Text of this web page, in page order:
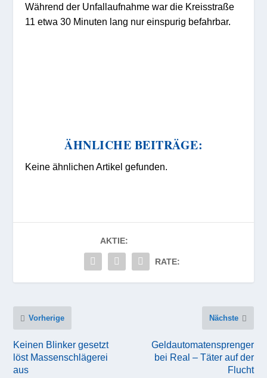
Während der Unfallaufnahme war die Kreisstraße
11 etwa 30 Minuten lang nur einspurig befahrbar.
ÄHNLICHE BEITRÄGE:
Keine ähnlichen Artikel gefunden.
AKTIE:
RATE:
Vorherige
Keinen Blinker gesetzt
löst Massenschlägerei
aus
Nächste
Geldautomatensprenger
bei Real – Täter auf der
Flucht